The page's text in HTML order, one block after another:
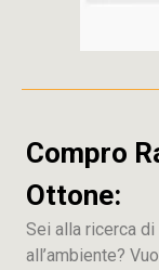
Compro
Ottone:
Sei alla ricerca
all’ambiente?